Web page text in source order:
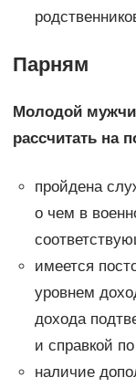
Парням
Молодой
рассчитать на
пройдена
о чем в
имеется
уровнем
дохода
и справкой
наличие